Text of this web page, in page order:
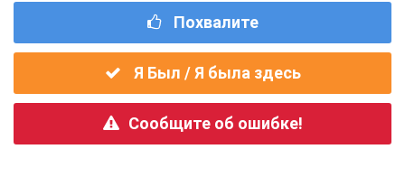
Похвалите
Я Был / Я была здесь
Сообщите об ошибке!